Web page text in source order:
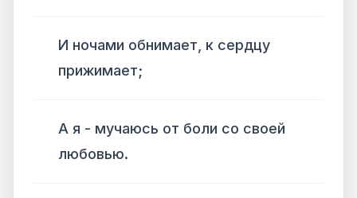
И ночами обнимает, к сердцу
прижимает;
А я - мучаюсь от боли со своей
любовью.